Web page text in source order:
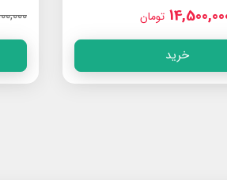
تومان
خرید